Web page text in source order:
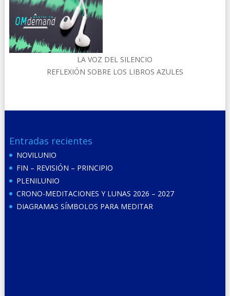
LA VOZ DEL SILENCIO
REFLEXIÓN SOBRE LOS LIBROS AZULES
Entradas recientes
NOVILUNIO
FIN – REVISIÓN – PRINCIPIO
PLENILUNIO
CRONO-MEDITACIONES Y LUNAS 2026 – 2027
DIAGRAMAS SÍMBOLOS PARA MEDITAR